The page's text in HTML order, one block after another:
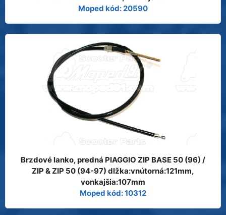
Moped kód: 20590
Brzdové lanko, predná PIAGGIO ZIP BASE 50 (96) /
ZIP & ZIP 50 (94-97) dlžka:vnútorná:121mm,
vonkajšia:107mm
Moped kód: 10312